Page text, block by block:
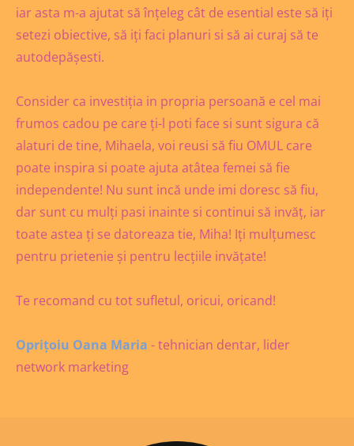
iar asta m-a ajutat să înțeleg cât de esential este să iți
setezi obiective, să iți faci planuri si să ai curaj să te
autodepășesti.
Consider ca investiția in propria persoană e cel mai
frumos cadou pe care ți-l poti face si sunt sigura că
alaturi de tine, Mihaela, voi reusi să fiu OMUL care
poate inspira si poate ajuta atâtea femei să fie
independente! Nu sunt incă unde imi doresc să fiu,
dar sunt cu mulți pasi inainte si continui să invăț, iar
toate astea ți se datoreaza tie, Miha! Iți mulțumesc
pentru prietenie și pentru lecțiile invățate!
Te recomand cu tot sufletul, oricui, oricand!
Oprițoiu Oana Maria - tehnician dentar, lider
network marketing